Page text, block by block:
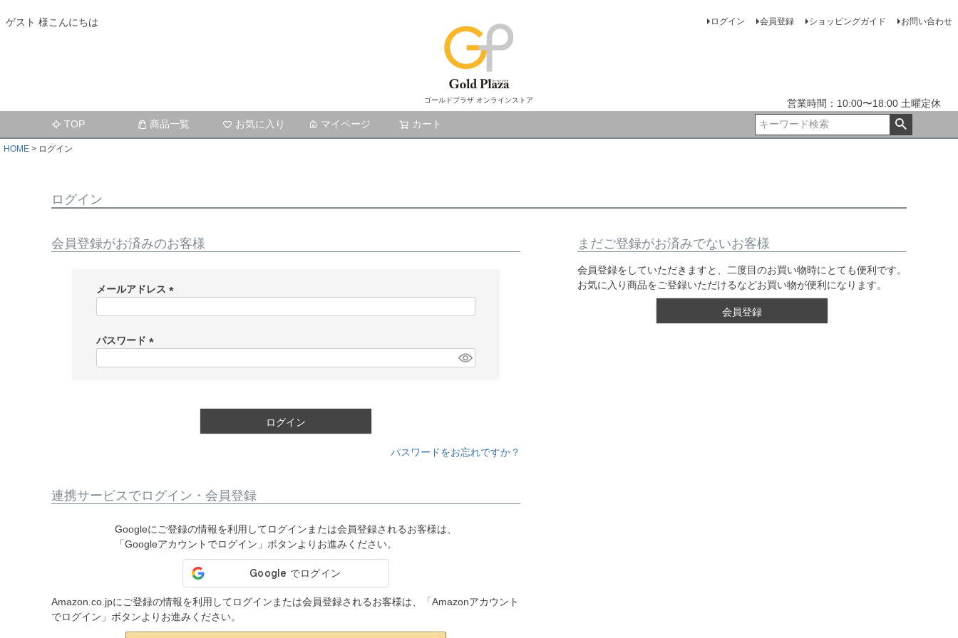
ゲスト 様こんにちは
ゴールドプラザ オンラインストア
ログイン 会員登録 ショッピングガイド お問い合わせ
営業時間：10:00〜18:00 土曜定休
TOP
商品一覧 お気に入り マイページ カート
HOME ログイン
ログイン
会員登録がお済みのお客様
メールアドレス
)
パスワード
ログイン
パスワードをお忘れですか？
連携サービスでログイン・会員登録
Googleにご登録の情報を利用してログインまたは会員登録されるお客様は、
「Googleアカウントでログイン」ボタンよりお進みください。
Amazon.co.jpにご登録の情報を利用してログインまたは会員登録されるお客様は、「Amazonアカウント
でログイン」ボタンよりお進みください。
まだご登録がお済みでないお客様
会員登録をしていただきますと、二度目のお買い物時にとても便利です。
お気に入り商品をご登録いただけるなどお買い物が便利になります。
会員登録